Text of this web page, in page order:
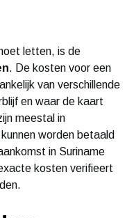
letten, is de
. De kosten voor een
van verschillende
en waar de kaart
meestal in
worden betaald
in Suriname
kosten verifieert